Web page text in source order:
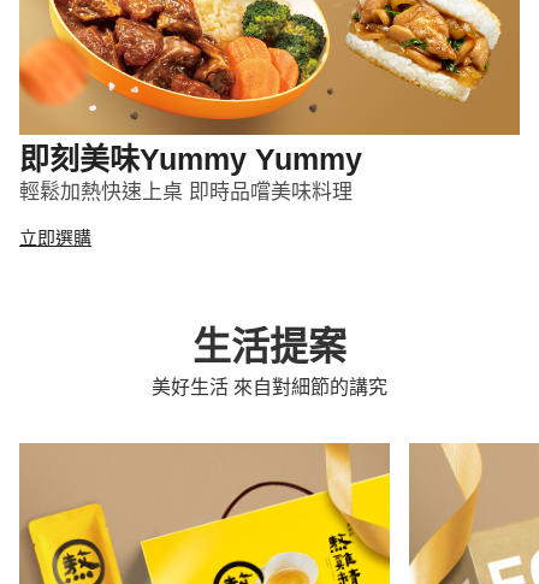
即刻美味Yummy Yummy
輕鬆加熱快速上桌 即時品嚐美味料理
立即選購
生活提案
美好生活 來自對細節的講究